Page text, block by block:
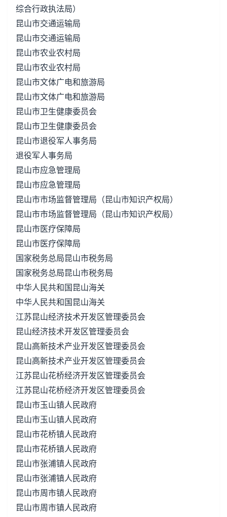
综合行政执法局）
昆山市交通运输局
昆山市交通运输局
昆山市农业农村局
昆山市农业农村局
昆山市文体广电和旅游局
昆山市文体广电和旅游局
昆山市卫生健康委员会
昆山市卫生健康委员会
昆山市退役军人事务局
退役军人事务局
昆山市应急管理局
昆山市应急管理局
昆山市市场监督管理局（昆山市知识产权局）
昆山市市场监督管理局（昆山市知识产权局）
昆山市医疗保障局
昆山市医疗保障局
国家税务总局昆山市税务局
国家税务总局昆山市税务局
中华人民共和国昆山海关
中华人民共和国昆山海关
江苏昆山经济技术开发区管理委员会
昆山经济技术开发区管理委员会
昆山高新技术产业开发区管理委员会
昆山高新技术产业开发区管理委员会
江苏昆山花桥经济开发区管理委员会
江苏昆山花桥经济开发区管理委员会
昆山市玉山镇人民政府
昆山市玉山镇人民政府
昆山市花桥镇人民政府
昆山市花桥镇人民政府
昆山市张浦镇人民政府
昆山市张浦镇人民政府
昆山市周市镇人民政府
昆山市周市镇人民政府